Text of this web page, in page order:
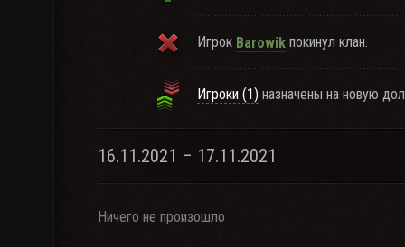
Игрок Barowik покинул клан.
Игроки (1) назначены на новую
16.11.2021 – 17.11.2021
Ничего не произошло